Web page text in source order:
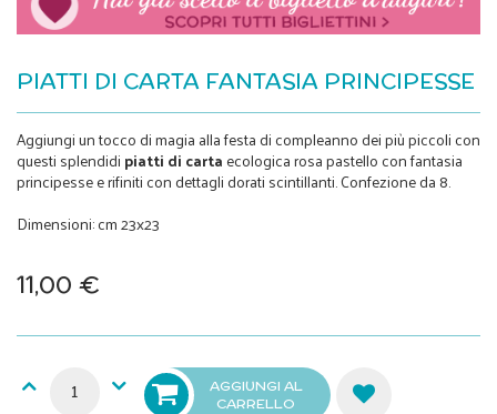
PIATTI DI CARTA FANTASIA PRINCIPESSE
Aggiungi un tocco di magia alla festa di compleanno dei più piccoli con
questi splendidi piatti di cartaecologica rosa pastello con fantasia
principesse e rifiniti con dettagli dorati scintillanti. Confezione da 8.
Dimensioni: cm 23x23
11,00 €
AGGIUNGI AL
CARRELLO